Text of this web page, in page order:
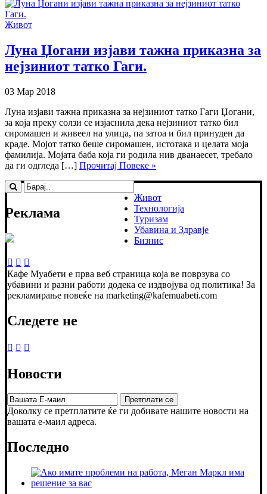
Живот
Луна Џогани изјави тажна приказна за
нејзиниот татко Гаги.
03 Мар 2018
Луна изјави тажна приказна за нејзиниот татко Гаги Џогани,
за која преку солзи се изјаснила дека нејзиниот татко бил
сиромашен и живеел на улица, па затоа и бил принуден да
краде. Мојот татко беше сиромашен, истотака и целата моја
фамилија. Мојата баба која ги родила нив дванаесет, требало
да ги одгледа […] Прочитај Повеке »
Реклама
Живот
Технологија
Туризам
Убавина и Здравје
Бизнис
Кафе Муабети е прва веб страница која ве поврзува со
убавини и разни работи додека се издвојува од политика! За
рекламирање повеќе на marketing@kafemuabeti.com
Следете не
Новости
Доколку се претплатите ќе ги добивате нашите новости на
вашата е-маил адреса.
Последно